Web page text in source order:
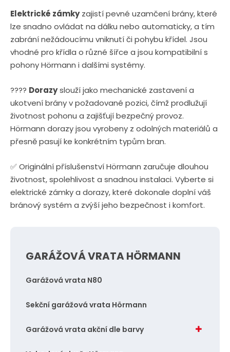
n
t
p
o
e
t
Elektrické zámkyzajistí pevné uzamčení brány, které
lze snadno ovládat na dálku nebo automaticky, a tím
zabrání nežádoucímu vniknutí či pohybu křídel. Jsou
vhodné pro křídla o různé šířce a jsou kompatibilní s
pohony Hörmann i dalšími systémy.
???? Dorazyslouží jako mechanické zastavení a
ukotvení brány v požadované pozici, čímž prodlužují
životnost pohonu a zajišťují bezpečný provoz.
Hörmann dorazy jsou vyrobeny z odolných materiálů a
přesně pasují ke konkrétním typům bran.
✅ Originální příslušenství Hörmann zaručuje dlouhou
životnost, spolehlivost a snadnou instalaci. Vyberte si
elektrické zámky a dorazy, které dokonale doplní váš
bránový systém a zvýší jeho bezpečnost i komfort.
GARÁŽOVÁ VRATA HÖRMANN
Garážová vrata N80
Sekční garážová vrata Hörmann
Garážová vrata akční dle barvy